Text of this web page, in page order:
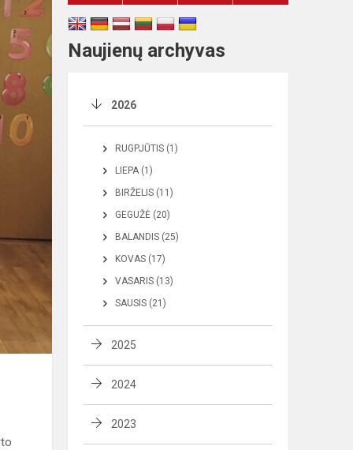
Naujienų archyvas
2026
RUGPJŪTIS (1)
LIEPA (1)
BIRŽELIS (11)
GEGUŽĖ (20)
BALANDIS (25)
KOVAS (17)
VASARIS (13)
SAUSIS (21)
2025
2024
2023